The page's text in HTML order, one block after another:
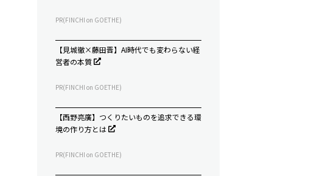
PR(FINCHI on GOETHE)
【見城徹×藤田晋】AI時代でも変わらない経
営者の本質
PR(FINCHI on GOETHE)
【西野亮廣】つくりたいものを追求できる環
境の作り方とは
PR(FINCHI on GOETHE)